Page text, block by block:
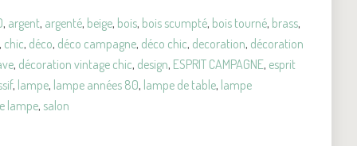
, argent, argenté, beige, bois, bois scumpté, bois tourné, brass,
, chic, déco, déco campagne, déco chic, decoration, décoration
, décoration vintage chic, design, ESPRIT CAMPAGNE, esprit
, lampe, lampe années 80, lampe de table, lampe
lampe, salon